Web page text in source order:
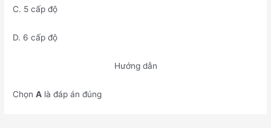
C. 5 cấp độ
D. 6 cấp độ
Hướng dẫn
ChọnA là đáp án đúng